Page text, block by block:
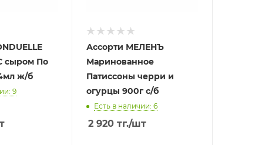
сыром По
ж/б
9
Ассорти МЕЛЕНЪ
Маринованное
Патиссоны черри и
огурцы 900г с/б
Есть в наличии: 6
2 920тг./шт